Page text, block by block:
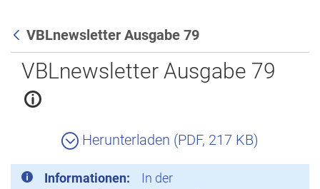
Zurück
VBLnewsletter Ausgabe 79
VBLnewsletter Ausgabe 79
Herunterladen (PDF, 217 KB)
Informationen:
In der